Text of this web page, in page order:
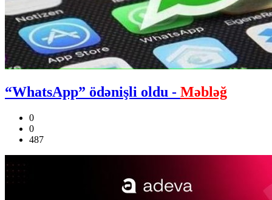
​“WhatsApp” ödənişli oldu - Məbləğ
0
0
487